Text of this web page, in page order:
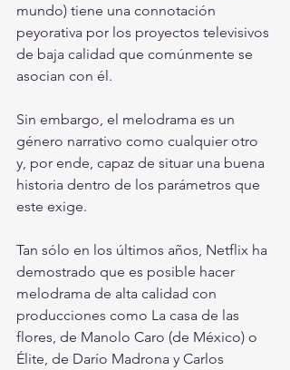
mundo) tiene una connotación
peyorativa por los proyectos televisivos
de baja calidad que comúnmente se
asocian con él.
Sin embargo, el melodrama es un
género narrativo como cualquier otro
y, por ende, capaz de situar una buena
historia dentro de los parámetros que
este exige.
Tan sólo en los últimos años, Netflix ha
demostrado que es posible hacer
melodrama de alta calidad con
producciones como La casa de las
flores, de Manolo Caro (de México) o
Élite, de Darío Madrona y Carlos